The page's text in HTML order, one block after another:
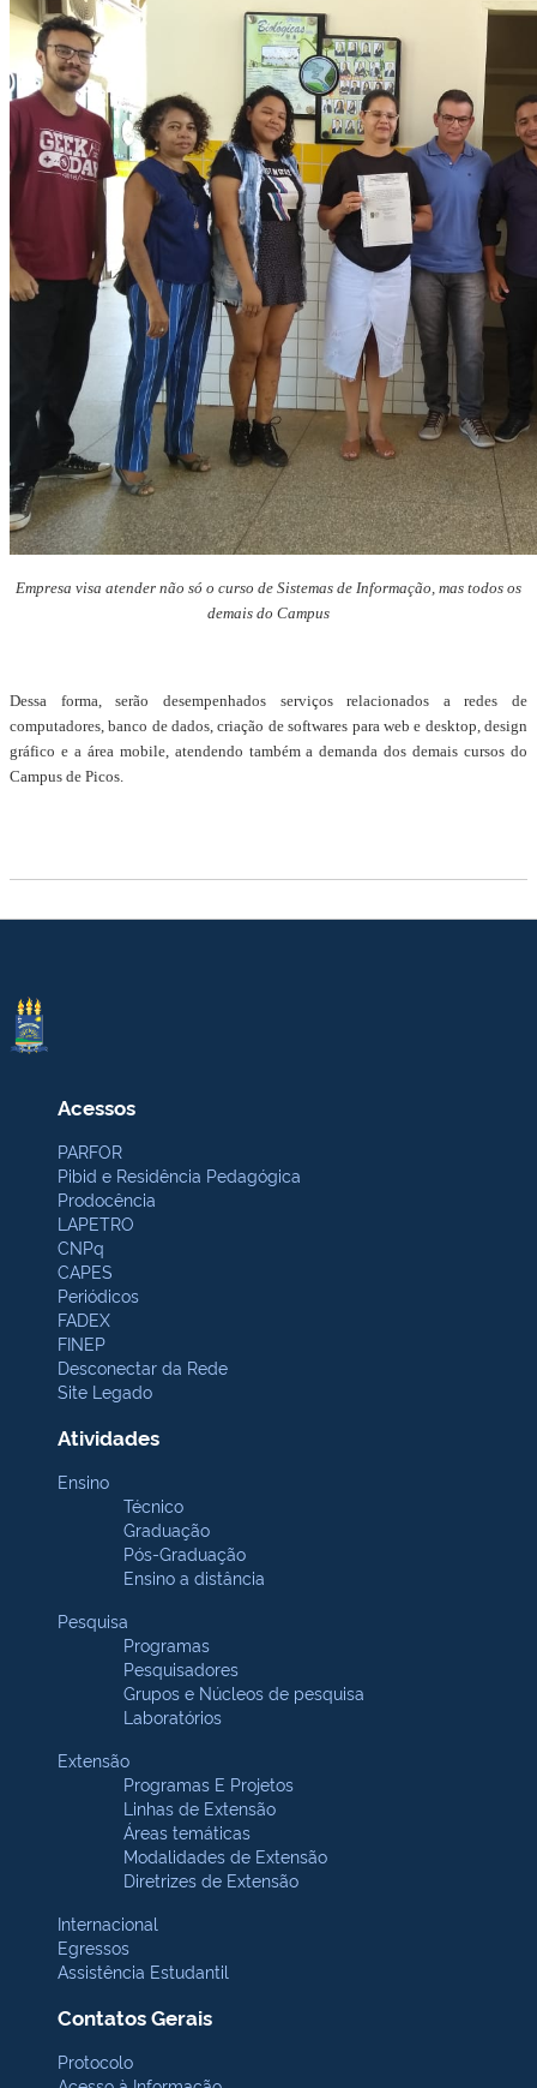
Empresa visa atender não só o curso de Sistemas de Informação, mas todos os
demais do Campus
Dessa forma, serão desempenhados serviços relacionados a redes de
computadores, banco de dados, criação de softwares para web e desktop, design
gráfico e a área mobile, atendendo também a demanda dos demais cursos do
Campus de Picos.
Acessos
PARFOR
Pibid e Residência Pedagógica
Prodocência
LAPETRO
CNPq
CAPES
Periódicos
FADEX
FINEP
Desconectar da Rede
Site Legado
Atividades
Ensino
Técnico
Graduação
Pós-Graduação
Ensino a distância
Pesquisa
Programas
Pesquisadores
Grupos e Núcleos de pesquisa
Laboratórios
Extensão
Programas E Projetos
Linhas de Extensão
Áreas temáticas
Modalidades de Extensão
Diretrizes de Extensão
Internacional
Egressos
Assistência Estudantil
Contatos Gerais
Protocolo